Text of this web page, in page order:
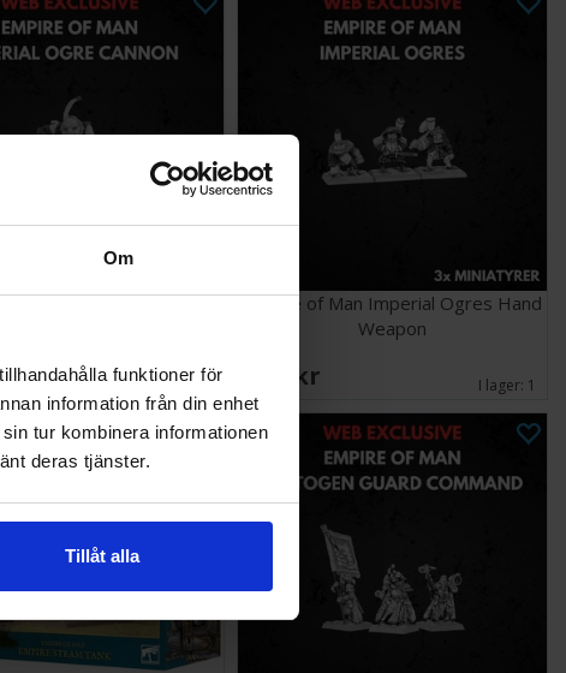
Om
funktioner för
information från din enhet
tur kombinera informationen
deras tjänster.
Tillåt alla
Imperial Ogre Cannon
I lager:1
Empire of Man Imperial Ogres Hand
Weapon
489 SEK I lager: 1